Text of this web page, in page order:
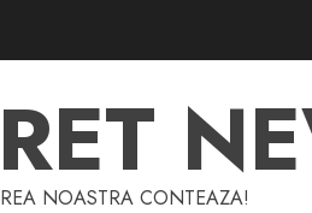
NOASTRA CONTEAZA!